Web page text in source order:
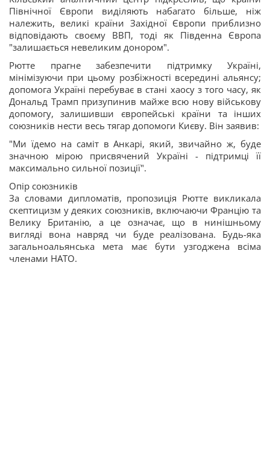
Північної Європи виділяють набагато більше, ніж
належить, великі країни Західної Європи приблизно
відповідають своєму ВВП, тоді як Південна Європа
"залишається невеликим донором".
Рютте прагне забезпечити підтримку Україні,
мінімізуючи при цьому розбіжності всередині альянсу;
допомога Україні перебуває в стані хаосу з того часу, як
Дональд Трамп призупинив майже всю нову військову
допомогу, залишивши європейські країни та інших
союзників нести весь тягар допомоги Києву. Він заявив:
"Ми їдемо на саміт в Анкарі, який, звичайно ж, буде
значною мірою присвячений Україні - підтримці її
максимально сильної позиції".
Опір союзників
За словами дипломатів, пропозиція Рютте викликала
скептицизм у деяких союзників, включаючи Францію та
Велику Британію, а це означає, що в нинішньому
вигляді вона навряд чи буде реалізована. Будь-яка
загальноальянська мета має бути узгоджена всіма
членами НАТО.